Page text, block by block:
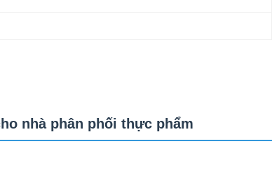
nhà phân phối thực phẩm